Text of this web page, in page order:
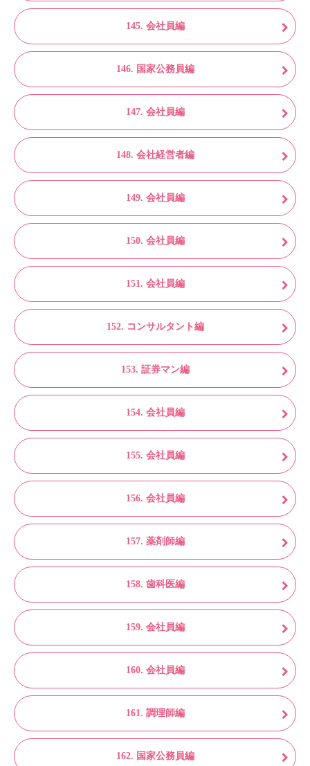
145. 会社員編
146. 国家公務員編
147. 会社員編
148. 会社経営者編
149. 会社員編
150. 会社員編
151. 会社員編
152. コンサルタント編
153. 証券マン編
154. 会社員編
155. 会社員編
156. 会社員編
157. 薬剤師編
158. 歯科医編
159. 会社員編
160. 会社員編
161. 調理師編
162. 国家公務員編